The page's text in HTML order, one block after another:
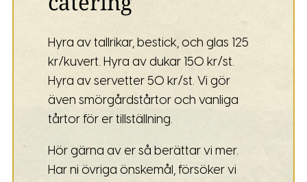
Hyra av tallrikar, bestick, och glas 125
kr/kuvert. Hyra av dukar 150 kr/st.
Hyra av servetter 50 kr/st. Vi gör
även smörgårdstårtor och vanliga
tårtor för er tillställning.
Hör gärna av er så berättar vi mer.
Har ni övriga önskemål, försöker vi